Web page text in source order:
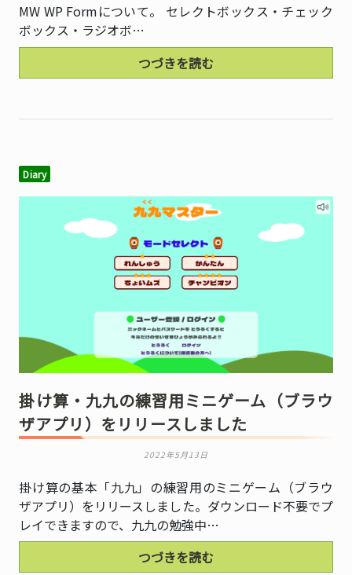
MW WP Formについて。 セレクトボックス・チェック
ボックス・ラジオボ…
つづきを読む
Diary
掛け算・九九の練習用ミニゲーム（ブラウ
ザアプリ）をリリースしました
2022年5月13日
掛け算の基本「九九」の練習用のミニゲーム（ブラウ
ザアプリ）をリリースしました。ダウンロード不要でプ
レイできますので、九九の勉強中…
つづきを読む